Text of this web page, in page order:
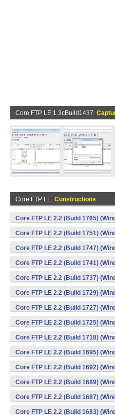
Core FTP LE 1.3cBuild1437
Core FTP LE Constructions
Core FTP LE 2.2 (Build 1765)
Core FTP LE 2.2 (Build 1751)
Core FTP LE 2.2 (Build 1747)
Core FTP LE 2.2 (Build 1741)
Core FTP LE 2.2 (Build 1737)
Core FTP LE 2.2 (Build 1729)
Core FTP LE 2.2 (Build 1727)
Core FTP LE 2.2 (Build 1725)
Core FTP LE 2.2 (Build 1718)
Core FTP LE 2.2 (Build 1695)
Core FTP LE 2.2 (Build 1692)
Core FTP LE 2.2 (Build 1689)
Core FTP LE 2.2 (Build 1687)
Core FTP LE 2.2 (Build 1683)